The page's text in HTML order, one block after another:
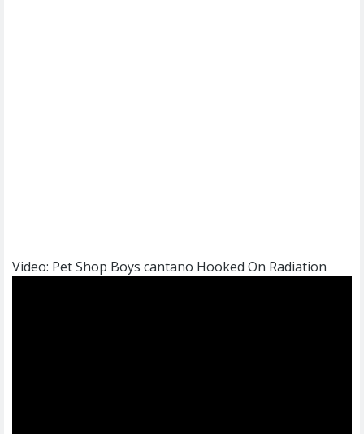
Video: Pet Shop Boys cantano Hooked On Radiation